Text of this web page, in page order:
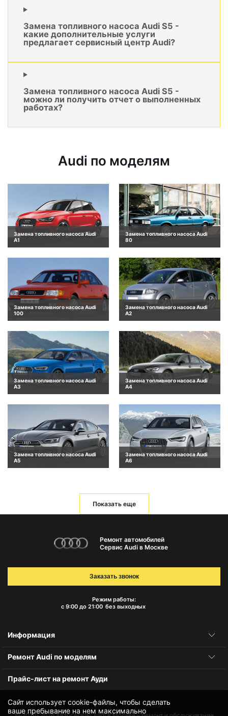
Замена топливного насоса Audi S5 -
какие дополнительные услуги
предлагает сервисный центр Audi?
Замена топливного насоса Audi S5 -
можно ли получить отчет о выполненных
работах?
Audi по моделям
Замена топливного насоса Audi
A1
Замена топливного насоса Audi
80
Замена топливного насоса Audi
100
Замена топливного насоса Audi
A2
Замена топливного насоса Audi
A3
Замена топливного насоса Audi
A4
Замена топливного насоса Audi
A5
Замена топливного насоса Audi
A6
Показать еще
Сайт использует cookie-файлы, чтобы сделать
ваше пребывание на нем максимально
Ремонт автомобилей
Сервис Audi в Москве
Режим работы:
с 9:00 до 21:00 без выходных
Заказать звонок
Информация
Ремонт Audi по моделям
Прайс-лист на ремонт Ауди